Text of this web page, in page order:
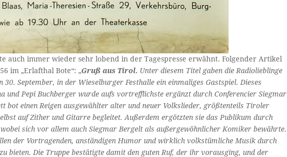
auch immer wieder sehr lobend in der Tagespresse erwähnt. Folgender Artikel
im „Erlafthal Bote“: „Gruß aus Tirol. Unter diesem Titel gaben die Radiolieblinge
30. September, in der Wieselburger Festhalle ein einmaliges Gastspiel. Dieses
und Pepi Buchberger wurde aufs vortrefflichste ergänzt durch Conferencier Siegmar
bot einen Reigen ausgewählter alter und neuer Volkslieder, größtenteils Tiroler
auf Zither und Gitarre begleitet. Außerdem ergötzten sie das Publikum durch
wobei sich vor allem auch Siegmar Bergelt als außergewöhnlicher Komiker bewährte.
der Vortragenden, anständigen Humor und wirklich volkstümliche Musik durch
bieten. Die Truppe bestätigte damit den guten Ruf, der ihr vorausging, und der